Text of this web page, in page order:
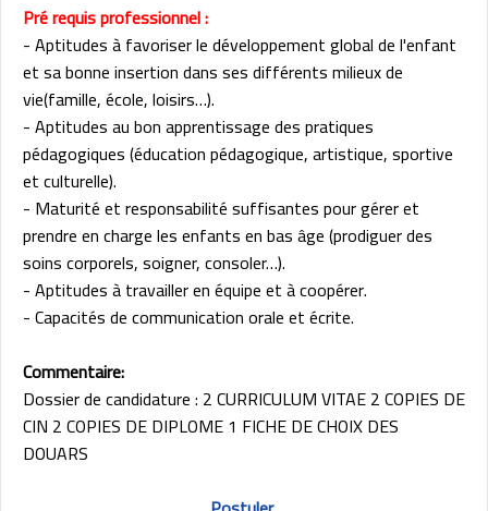
Pré requis professionnel :
- Aptitudes à favoriser le développement global de l'enfant
et sa bonne insertion dans ses différents milieux de
vie(famille, école, loisirs…).
- Aptitudes au bon apprentissage des pratiques
pédagogiques (éducation pédagogique, artistique, sportive
et culturelle).
- Maturité et responsabilité suffisantes pour gérer et
prendre en charge les enfants en bas âge (prodiguer des
soins corporels, soigner, consoler…).
- Aptitudes à travailler en équipe et à coopérer.
- Capacités de communication orale et écrite.
Commentaire:
Dossier de candidature : 2 CURRICULUM VITAE 2 COPIES DE
CIN 2 COPIES DE DIPLOME 1 FICHE DE CHOIX DES
DOUARS